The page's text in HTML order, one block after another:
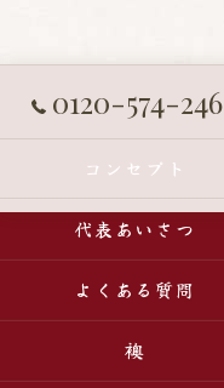
0120-574-246
コンセプト
代表あいさつ
よくある質問
襖